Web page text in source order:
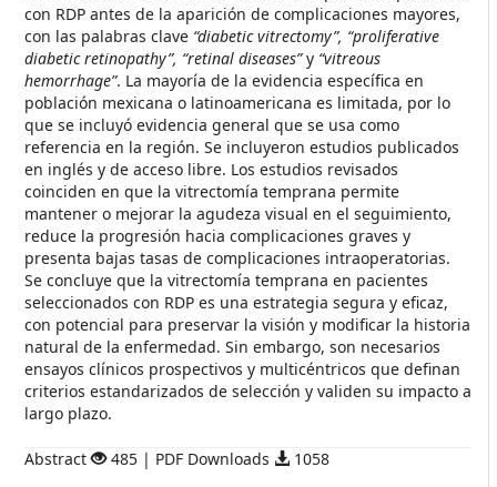
con RDP antes de la aparición de complicaciones mayores,
con las palabras clave “diabetic vitrectomy”, “proliferative
diabetic retinopathy”, “retinal diseases”y “vitreous
hemorrhage”. La mayoría de la evidencia específica en
población mexicana o latinoamericana es limitada, por lo
que se incluyó evidencia general que se usa como
referencia en la región. Se incluyeron estudios publicados
en inglés y de acceso libre. Los estudios revisados
coinciden en que la vitrectomía temprana permite
mantener o mejorar la agudeza visual en el seguimiento,
reduce la progresión hacia complicaciones graves y
presenta bajas tasas de complicaciones intraoperatorias.
Se concluye que la vitrectomía temprana en pacientes
seleccionados con RDP es una estrategia segura y eficaz,
con potencial para preservar la visión y modificar la historia
natural de la enfermedad. Sin embargo, son necesarios
ensayos clínicos prospectivos y multicéntricos que definan
criterios estandarizados de selección y validen su impacto a
largo plazo.
Abstract 485 | PDF Downloads 1058